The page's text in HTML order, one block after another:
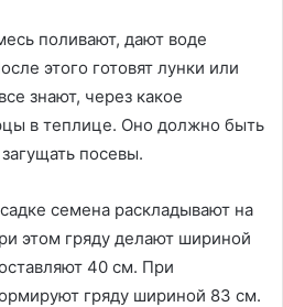
поливают, дают воде
этого готовят лунки или
знают, через какое
в теплице. Оно должно быть
посевы.
семена раскладывают на
этом гряду делают шириной
40 см. При
гряду шириной 83 см.